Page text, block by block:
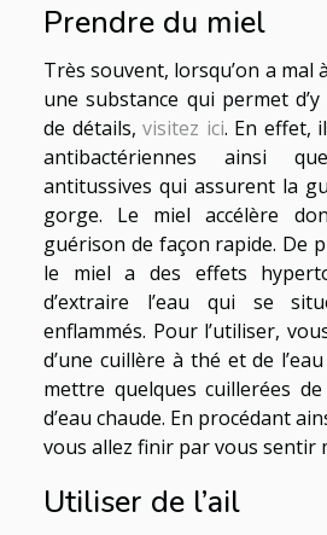
Prendre du miel
Très souvent, lorsqu’on a mal
une substance qui permet
de détails,visitez ici. En effet,
antibactériennes ainsi
antitussives qui assurent la
gorge. Le miel accélère
guérison de façon rapide. De
le miel a des effets
d’extraire l’eau qui se
enflammés. Pour l’utiliser,
d’une cuillère à thé et de
mettre quelques cuillerées
d’eau chaude. En procédant
vous allez finir par vous sentir
Utiliser de l’ail